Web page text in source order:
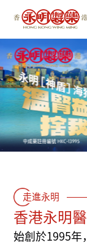
首頁
走進永明
產品系列
線上購買
走進永明
香港永明
始創於1995年